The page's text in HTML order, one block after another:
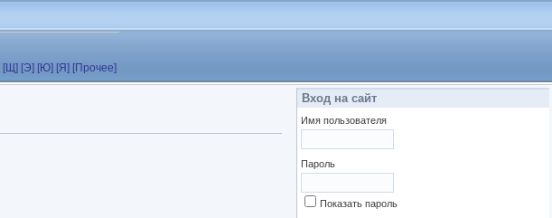
[Щ] [Э] [Ю] [Я] [Прочее]
Вход на сайт
Имя пользователя
Пароль
Показать пароль